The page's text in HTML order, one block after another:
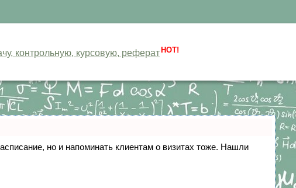
контрольную, курсовую, реферат HOT!
но и напоминать клиентам о визитах тоже. Нашли